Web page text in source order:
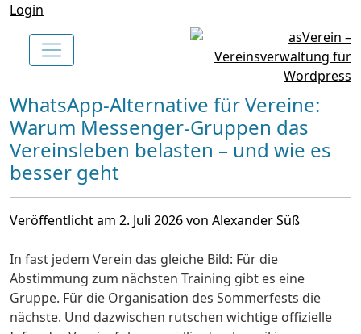
Login
WhatsApp-Alternative für Vereine:
Warum Messenger-Gruppen das
Vereinsleben belasten – und wie es
besser geht
Veröffentlicht am 2. Juli 2026 von Alexander Süß
In fast jedem Verein das gleiche Bild: Für die
Abstimmung zum nächsten Training gibt es eine
Gruppe. Für die Organisation des Sommerfests die
nächste. Und dazwischen rutschen wichtige offizielle